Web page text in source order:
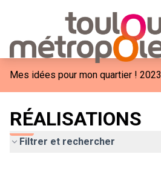
Mes idées pour mon quartier ! 2023
RÉALISATIONS
Filtrer et rechercher